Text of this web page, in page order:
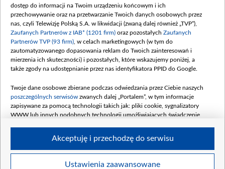
dostęp do informacji na Twoim urządzeniu końcowym i ich
przechowywanie oraz na przetwarzanie Twoich danych osobowych przez
nas, czyli Telewizję Polską S.A. w likwidacji (zwaną dalej również „TVP”),
Zaufanych Partnerów z IAB* (1201 firm) oraz pozostałych Zaufanych
Partnerów TVP (93 firm) , w celach marketingowych (w tym do
zautomatyzowanego dopasowania reklam do Twoich zainteresowań i
mierzenia ich skuteczności) i pozostałych, które wskazujemy poniżej, a
także zgody na udostępnianie przez nas identyfikatora PPID do Google.
Twoje dane osobowe zbierane podczas odwiedzania przez Ciebie naszych
poszczególnych serwisów zwanych dalej „Portalem”, w tym informacje
zapisywane za pomocą technologii takich jak: pliki cookie, sygnalizatory
WWW lub innych podobnych technologii umożliwiających świadczenie
Twoje dane osobowe zbierane podczas odwiedzania przez Ciebie
Ustawienia zaawansowane
Akceptuję i przechodzę do serwisu